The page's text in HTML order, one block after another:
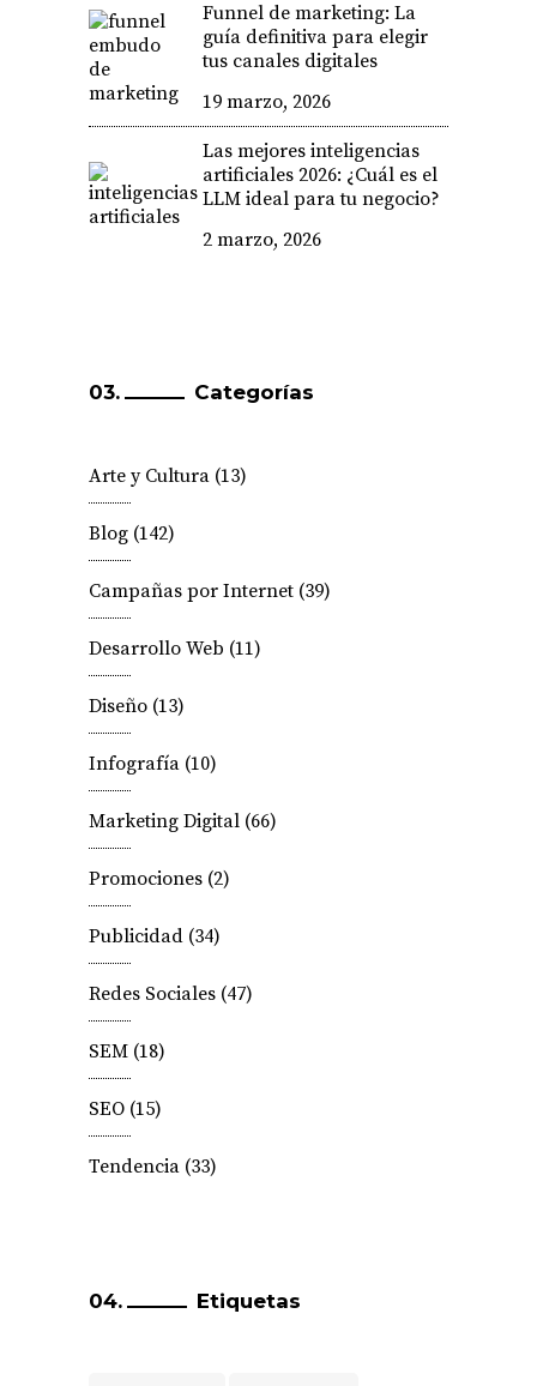
Funnel de marketing: La
guía definitiva para elegir
tus canales digitales
19 marzo, 2026
Las mejores inteligencias
artificiales 2026: ¿Cuál es el
LLM ideal para tu negocio?
2 marzo, 2026
Categorías
Arte y Cultura (13)
Blog (142)
Campañas por Internet (39)
Desarrollo Web (11)
Diseño (13)
Infografía (10)
Marketing Digital (66)
Promociones (2)
Publicidad (34)
Redes Sociales (47)
SEM (18)
SEO (15)
Tendencia (33)
Etiquetas